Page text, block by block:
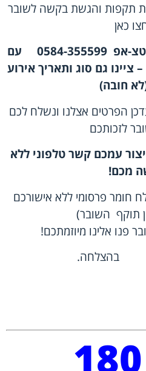
תקפות והגשת בקשה לשובר
כאן
אפ
עם
גם סוג ותאריך אירוע
חובה)
אצלנו ונשלח לכם
לזכותכם
קשר טלפוני ללא
מכם!
ללא אישורכם
תוקף השובר)
פנו אלינו מיוזמתכם!
עד 180